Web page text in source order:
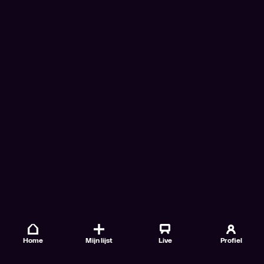
Home Mijn lijst Live Profiel